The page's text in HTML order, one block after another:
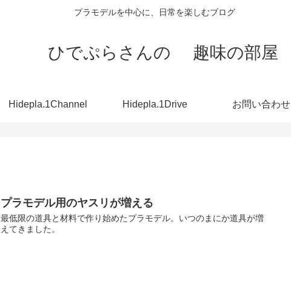
プラモデルを中心に、日常を楽しむブログ
ひでぷらさんの 趣味の部屋
Hidepla.1Channel Hidepla.1Drive お問い合わせ
プラモデル用のヤスリが増える
最低限の道具と材料で作り始めたプラモデル。いつのまにか道具が増
えてきました。